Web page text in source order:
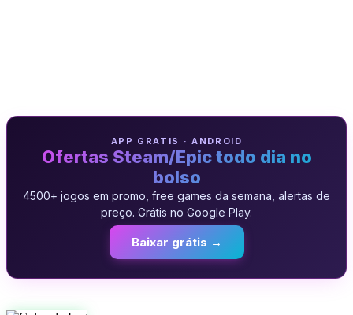
APP GRATIS · ANDROID
Ofertas Steam/Epic todo dia no
bolso
4500+ jogos em promo, free games da semana, alertas de
preço. Grátis no Google Play.
Baixar grátis →